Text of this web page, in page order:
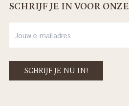
SCHRIJF JE IN VOOR ONZE